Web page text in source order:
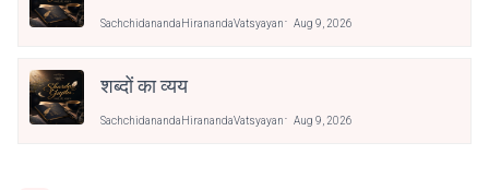
SachchidanandaHiranandaVatsyayan Aug 9, 2026
शब्दों का व्यय
SachchidanandaHiranandaVatsyayan Aug 9, 2026